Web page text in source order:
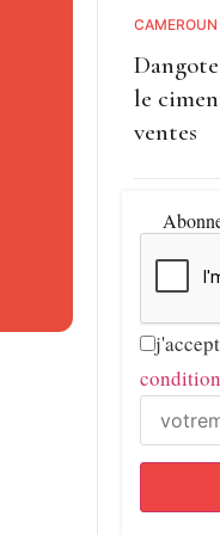
un
CAMEROUN
le
ventes